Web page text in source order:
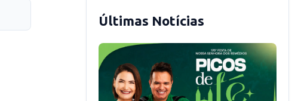
Últimas Notícias